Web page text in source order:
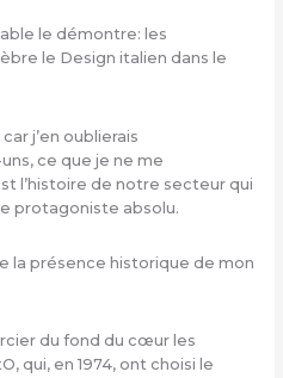
le démontre: les
le Design italien dans le
j’en oublierais
ce que je ne me
l’histoire de notre secteur qui
protagoniste absolu.
la présence historique de mon
du fond du cœur les
qui, en 1974, ont choisi le